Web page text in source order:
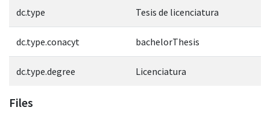
dc.type Tesis de licenciatura
dc.type.conacyt bachelorThesis
dc.type.degree Licenciatura
Files